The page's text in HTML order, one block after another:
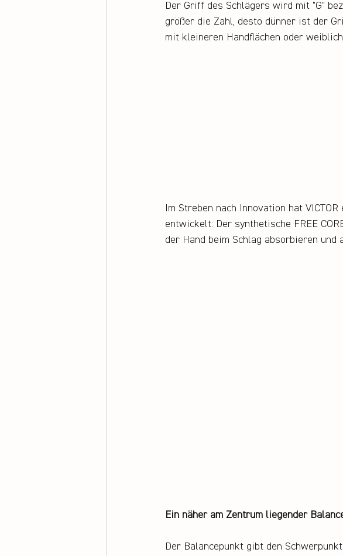
Der Griff des Schlägers wird mit "G"
größer die Zahl, desto dünner ist der
mit kleineren Handflächen oder
Im Streben nach Innovation hat
entwickelt: Der synthetische FREE
der Hand beim Schlag absorbieren und
Ein näher am Zentrum liegender
Der Balancepunkt gibt den